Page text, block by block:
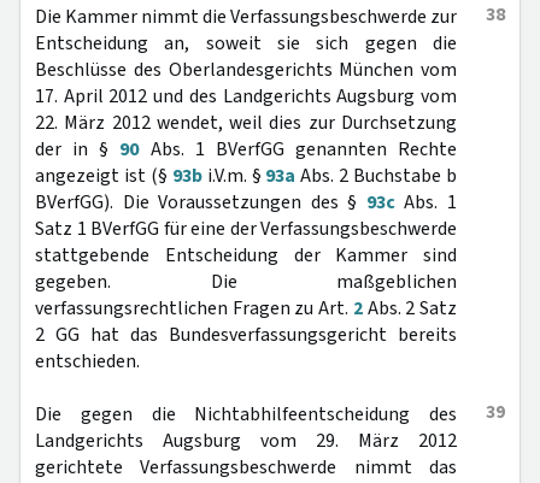
38
Die Kammer nimmt die Verfassungsbeschwerde zur
Entscheidung an, soweit sie sich gegen die
Beschlüsse des Oberlandesgerichts München vom
17. April 2012 und des Landgerichts Augsburg vom
22. März 2012 wendet, weil dies zur Durchsetzung
der in § 90Abs. 1 BVerfGG genannten Rechte
angezeigt ist (§ 93bi.V.m. § 93a Abs. 2 Buchstabe b
BVerfGG). Die Voraussetzungen des § 93cAbs. 1
Satz 1 BVerfGG für eine der Verfassungsbeschwerde
stattgebende Entscheidung der Kammer sind
gegeben. Die maßgeblichen
verfassungsrechtlichen Fragen zu Art. 2Abs. 2 Satz
2 GG hat das Bundesverfassungsgericht bereits
entschieden.
39
Die gegen die Nichtabhilfeentscheidung des
Landgerichts Augsburg vom 29. März 2012
gerichtete Verfassungsbeschwerde nimmt das